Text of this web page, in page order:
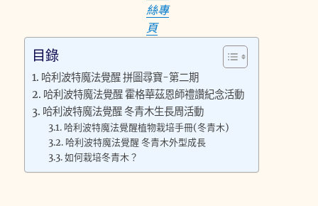
絲專
頁
目錄
哈利波特魔法覺醒 拼圖尋寶-第二期
哈利波特魔法覺醒 霍格華茲恩師禮讚紀念活動
哈利波特魔法覺醒 冬青木生長周活動
哈利波特魔法覺醒植物栽培手冊(冬青木)
哈利波特魔法覺醒 冬青木外型成長
如何栽培冬青木？